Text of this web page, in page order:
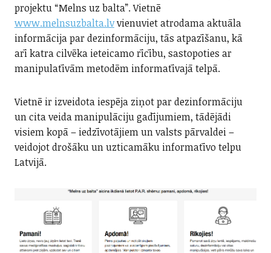
projektu “Melns uz balta”. Vietnē
www.melnsuzbalta.lvvienuviet atrodama aktuāla
informācija par dezinformāciju, tās atpazīšanu, kā
arī katra cilvēka ieteicamo rīcību, sastopoties ar
manipulatīvām metodēm informatīvajā telpā.
Vietnē ir izveidota iespēja ziņot par dezinformāciju
un cita veida manipulāciju gadījumiem, tādējādi
visiem kopā – iedzīvotājiem un valsts pārvaldei –
veidojot drošāku un uzticamāku informatīvo telpu
Latvijā.